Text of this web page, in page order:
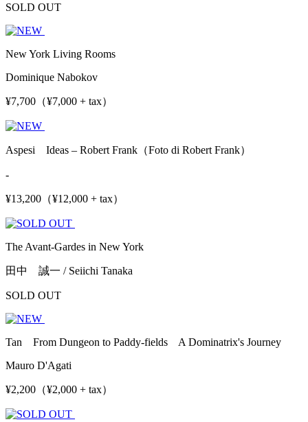
SOLD OUT
New York Living Rooms
Dominique Nabokov
¥7,700（¥7,000 + tax）
Aspesi Ideas – Robert Frank（Foto di Robert Frank）
-
¥13,200（¥12,000 + tax）
The Avant-Gardes in New York
田中 誠一 / Seiichi Tanaka
SOLD OUT
Tan From Dungeon to Paddy-fields A Dominatrix's Journey
Mauro D'Agati
¥2,200（¥2,000 + tax）